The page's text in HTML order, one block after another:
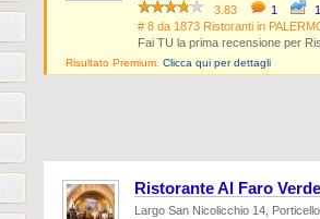
3.83
1
# 8 da 1873 Ristoranti in
Fai TU la prima recensione per
Risultato Premium. Clicca qui per dettagli
Ristorante Al Faro Verde
Largo San Nicolicchio 14,